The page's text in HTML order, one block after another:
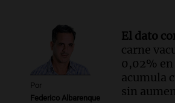
Fe relativiza el impacto
jubilaciones en la
Panorama Federal
Episodios
Por
Federico Albarenque
El dato
carne
0,02%
acumula
sin